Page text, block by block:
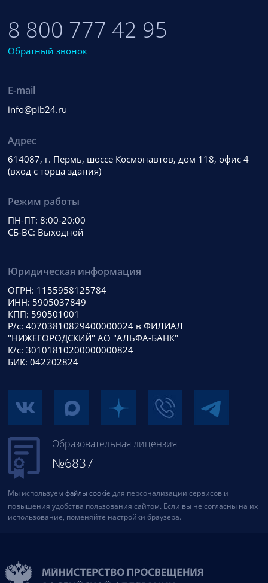
8 800 777 42 95
Обратный звонок
E-mail
info@pib24.ru
Адрес
614087, г. Пермь, шоссе Космонавтов, дом 118, офис 4
(вход с торца здания)
Режим работы
ПН-ПТ: 8:00-20:00
СБ-ВС: Выходной
Юридическая информация
ОГРН: 1155958125784
ИНН: 5905037849
КПП: 590501001
Р/с: 40703810829400000024 в ФИЛИАЛ
"НИЖЕГОРОДСКИЙ" АО "АЛЬФА-БАНК"
К/с: 30101810200000000824
БИК: 042202824
Образовательная лицензия
№6837
Мы используем файлы cookie для персонализации сервисов и
повышения удобства пользования сайтом. Если вы не согласны на их
использование, поменяйте настройки браузера.